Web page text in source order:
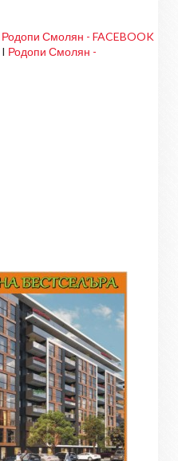
Родопи Смолян - FACEBOOK
I Родопи Смолян -